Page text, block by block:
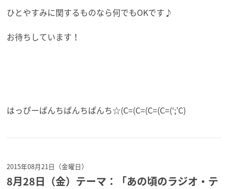
ひとやすみに関するものなら何でもOKです♪
お待ちしています！
はっぴーぱんちぱんちぱんち☆(C=(C=(C=(C=(‘;’C)
2015年08月21日（金曜日）
8月28日（金）テーマ：「あの頃のラジオ・テ